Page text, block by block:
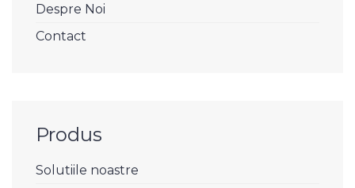
Despre Noi
Contact
Produs
Solutiile noastre